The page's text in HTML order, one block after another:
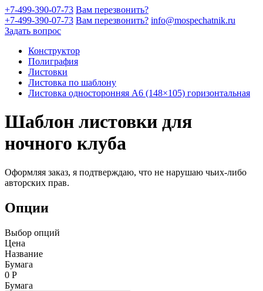
+7-499-390-07-73 Вам перезвонить?
+7-499-390-07-73 Вам перезвонить? info@mospechatnik.ru
Задать вопрос
Конструктор
Полиграфия
Листовки
Листовка по шаблону
Листовка односторонняя A6 (148×105) горизонтальная
Шаблон листовки для
ночного клуба
Оформляя заказ, я подтверждаю, что не нарушаю чьих-либо
авторских прав.
Опции
Выбор опций
Цена
Название
Бумага
0 Р
Бумага